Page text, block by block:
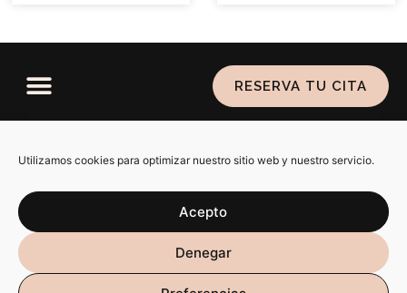
Utilizamos cookies para optimizar nuestro sitio web y nuestro servicio.
Acepto
Denegar
RESERVA TU CITA
cookies
SARAIALMA @ 2026 ALL RIGHTS RESERVED. DISEÑO WEB
PORRÚBRIKA